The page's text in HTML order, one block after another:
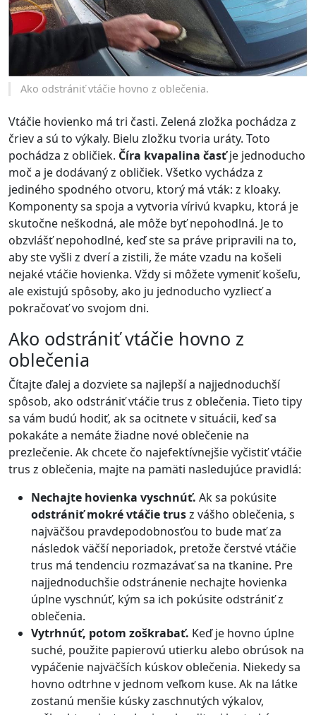
Ako odstrániť vtáčie hovno z oblečenia.
Vtáčie hovienko má tri časti. Zelená zložka pochádza z
čriev a sú to výkaly. Bielu zložku tvoria uráty. Toto
pochádza z obličiek. Číra kvapalina časťje jednoducho
moč a je dodávaný z obličiek. Všetko vychádza z
jediného spodného otvoru, ktorý má vták: z kloaky.
Komponenty sa spoja a vytvoria vírivú kvapku, ktorá je
skutočne neškodná, ale môže byť nepohodlná. Je to
obzvlášť nepohodlné, keď ste sa práve pripravili na to,
aby ste vyšli z dverí a zistili, že máte vzadu na košeli
nejaké vtáčie hovienka. Vždy si môžete vymeniť košeľu,
ale existujú spôsoby, ako ju jednoducho vyzliecť a
pokračovať vo svojom dni.
Ako odstrániť vtáčie hovno z
oblečenia
Čítajte ďalej a dozviete sa najlepší a najjednoduchší
spôsob, ako odstrániť vtáčie trus z oblečenia. Tieto tipy
sa vám budú hodiť, ak sa ocitnete v situácii, keď sa
pokakáte a nemáte žiadne nové oblečenie na
prezlečenie. Ak chcete čo najefektívnejšie vyčistiť vtáčie
trus z oblečenia, majte na pamäti nasledujúce pravidlá:
Nechajte hovienka vyschnúť. Ak sa pokúsite
odstrániť mokré vtáčie trusz vášho oblečenia, s
najväčšou pravdepodobnosťou to bude mať za
následok väčší neporiadok, pretože čerstvé vtáčie
trus má tendenciu rozmazávať sa na tkanine. Pre
najjednoduchšie odstránenie nechajte hovienka
úplne vyschnúť, kým sa ich pokúsite odstrániť z
oblečenia.
Vytrhnúť, potom zoškrabať. Keď je hovno úplne
suché, použite papierovú utierku alebo obrúsok na
vypáčenie najväčších kúskov oblečenia. Niekedy sa
hovno odtrhne v jednom veľkom kuse. Ak na látke
zostanú menšie kúsky zaschnutých výkalov,